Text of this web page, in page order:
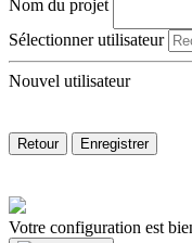
Nom du projet
Sélectionner utilisateur
Nouvel utilisateur
Retour Enregistrer
Votre configuration est